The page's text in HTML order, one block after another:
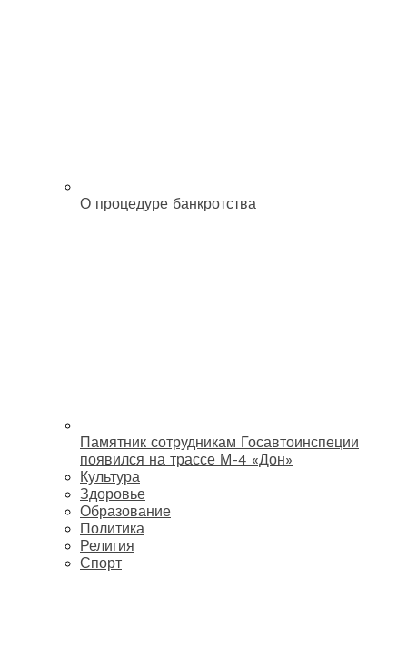
О процедуре банкротства
Памятник сотрудникам Госавтоинспеции
появился на трассе М-4 «Дон»
Культура
Здоровье
Образование
Политика
Религия
Спорт